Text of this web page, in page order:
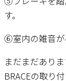
す。
⑥室内の雑音が
まだまだあり
BRACEの取り